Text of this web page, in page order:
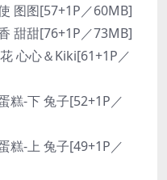
图图[57+1P／60MB]
甜甜[76+1P／73MB]
心心＆Kiki[61+1P／
糕-下 兔子[52+1P／
糕-上 兔子[49+1P／